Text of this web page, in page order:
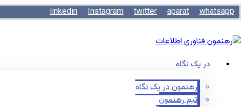
linkedin Instagram twitter aparat whatsapp
در یک نگاه
رهنمون در یک نگاه
تیم رهنمون